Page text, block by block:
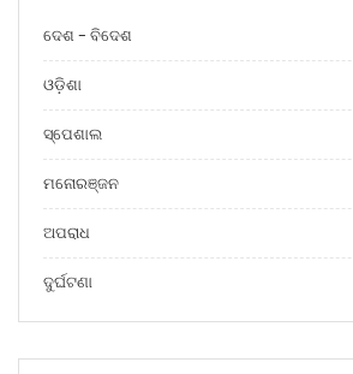
ଦେଶ - ବିଦେଶ
ଓଡ଼ିଶା
ସ୍ପେଶାଲ
ମନୋରଞ୍ଜନ
ଅପରାଧ
ଦୁର୍ଘଟଣା